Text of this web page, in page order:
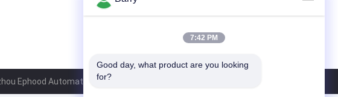
Ephood Automation Equipment Co., Ltd.. All Rights Reserved.
7:42 PM
Good day, what product are you looking
for?